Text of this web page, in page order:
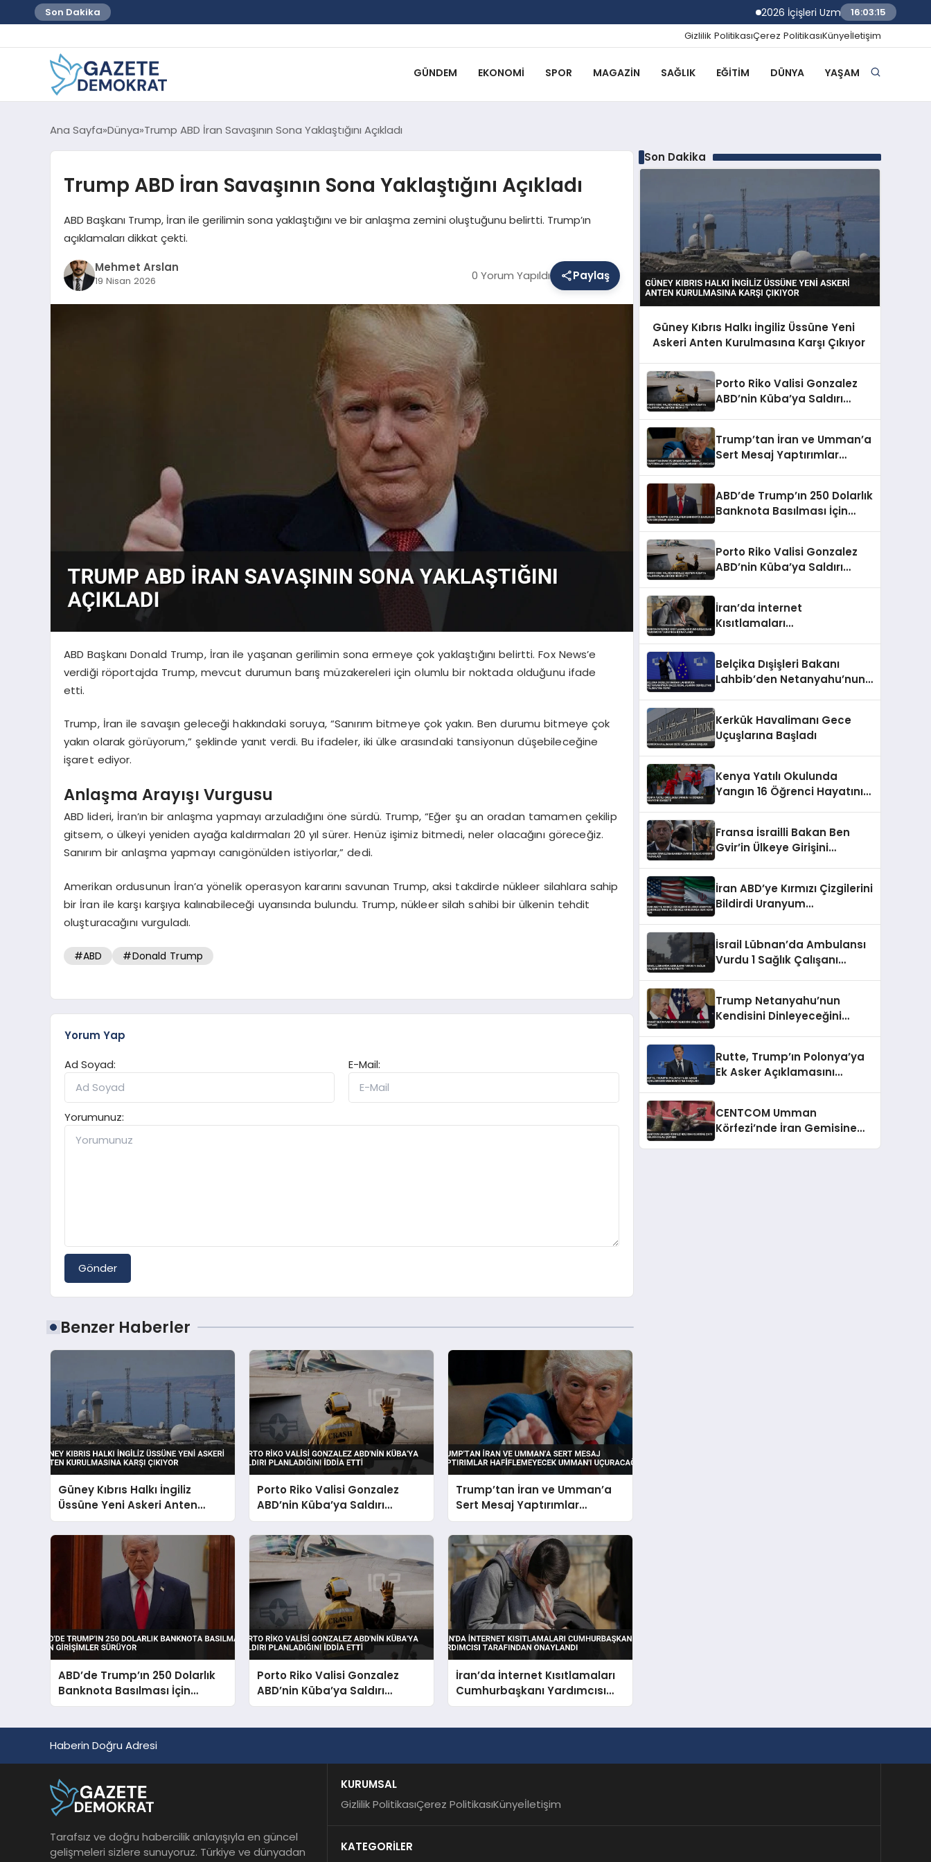
Son Dakika 2026 İçişleri Uzman Yardımcılığı Sınav
16:03:16
Gizlilik PolitikasıÇerez PolitikasıKünyeİletişim
GÜNDEM EKONOMI SPOR MAGAZIN SAĞLIK EĞITIM DÜNYA YAŞAM
Ana Sayfa Dünya Trump ABD İran Savaşının Sona Yaklaştığını Açıkladı
Trump ABD İran Savaşının Sona Yaklaştığını Açıkladı
ABD Başkanı Trump, İran ile gerilimin sona yaklaştığını ve bir anlaşma zemini oluştuğunu belirtti. Trump’ın
açıklamaları dikkat çekti.
Mehmet Arslan
19 Nisan 2026 0 Yorum Yapıldı Paylaş
ABD Başkanı Donald Trump, İran ile yaşanan gerilimin sona ermeye çok yaklaştığını belirtti. Fox News’e
verdiği röportajda Trump, mevcut durumun barış müzakereleri için olumlu bir noktada olduğunu ifade
etti.
Trump, İran ile savaşın geleceği hakkındaki soruya, “Sanırım bitmeye çok yakın. Ben durumu bitmeye çok
yakın olarak görüyorum,” şeklinde yanıt verdi. Bu ifadeler, iki ülke arasındaki tansiyonun düşebileceğine
işaret ediyor.
Anlaşma Arayışı Vurgusu
ABD lideri, İran’ın bir anlaşma yapmayı arzuladığını öne sürdü. Trump, “Eğer şu an oradan tamamen çekilip
gitsem, o ülkeyi yeniden ayağa kaldırmaları 20 yıl sürer. Henüz işimiz bitmedi, neler olacağını göreceğiz.
Sanırım bir anlaşma yapmayı canıgönülden istiyorlar,” dedi.
Amerikan ordusunun İran’a yönelik operasyon kararını savunan Trump, aksi takdirde nükleer silahlara sahip
bir İran ile karşı karşıya kalınabileceği uyarısında bulundu. Trump, nükleer silah sahibi bir ülkenin tehdit
oluşturacağını vurguladı.
#ABD #Donald Trump
Yorum Yap
Ad Soyad:
E-Mail:
Yorumunuz:
Gönder
Benzer Haberler
Güney Kıbrıs Halkı İngiliz
Üssüne Yeni Askeri Anten
Kurulmasına Karşı Çıkıyor
Porto Riko Valisi Gonzalez
ABD’nin Küba’ya Saldırı
Planladığını İddia Etti
Trump’tan İran ve Umman’a
Sert Mesaj Yaptırımlar
Hafiflemeyecek Umman’ı
Uçuracağız
ABD’de Trump’ın 250 Dolarlık
Banknota Basılması İçin
Girişimler Sürüyor
Porto Riko Valisi Gonzalez
ABD’nin Küba’ya Saldırı
Planladığını İddia Etti
İran’da İnternet Kısıtlamaları
Cumhurbaşkanı Yardımcısı
Tarafından Onaylandı
Son Dakika
Güney Kıbrıs Halkı İngiliz Üssüne Yeni
Askeri Anten Kurulmasına Karşı Çıkıyor
Porto Riko Valisi Gonzalez
ABD’nin Küba’ya Saldırı
Trump’tan İran ve Umman’a
Sert Mesaj Yaptırımlar
ABD’de Trump’ın 250 Dolarlık
Banknota Basılması İçin
Porto Riko Valisi Gonzalez
ABD’nin Küba’ya Saldırı
İran’da İnternet
Kısıtlamaları
Belçika Dışişleri Bakanı
Lahbib’den Netanyahu’nun
Tepki
Kerkük Havalimanı Gece
Uçuşlarına Başladı
Kenya Yatılı Okulunda
Yangın 16 Öğrenci Hayatını
Fransa İsrailli Bakan Ben
Gvir’in Ülkeye Girişini
İran ABD’ye Kırmızı Çizgilerini
Bildirdi Uranyum
İsrail Lübnan’da Ambulansı
Vurdu 1 Sağlık Çalışanı
Trump Netanyahu’nun
Kendisini Dinleyeceğini
Rutte, Trump’ın Polonya’ya
Ek Asker Açıklamasını
CENTCOM Umman
Körfezi’nde İran Gemisine
Haberin Doğru Adresi
Tarafsız ve doğru habercilik anlayışıyla en güncel
gelişmeleri sizlere sunuyoruz. Türkiye ve dünyadan
KURUMSAL
Gizlilik PolitikasıÇerez PolitikasıKünyeİletişim
KATEGORİLER